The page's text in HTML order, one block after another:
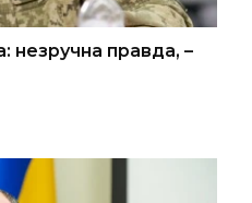
незручна правда, –